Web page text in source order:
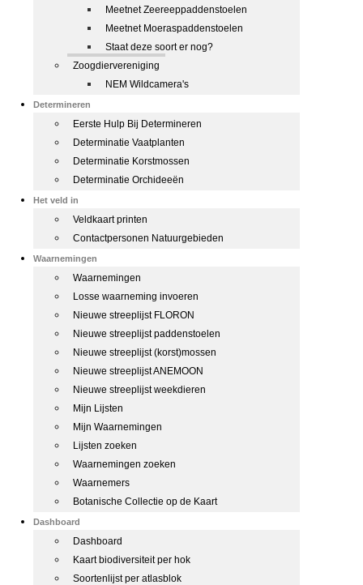
Meetnet Zeereeppaddenstoelen
Meetnet Moeraspaddenstoelen
Staat deze soort er nog?
Zoogdiervereniging
NEM Wildcamera's
Determineren
Eerste Hulp Bij Determineren
Determinatie Vaatplanten
Determinatie Korstmossen
Determinatie Orchideeën
Het veld in
Veldkaart printen
Contactpersonen Natuurgebieden
Waarnemingen
Waarnemingen
Losse waarneming invoeren
Nieuwe streeplijst FLORON
Nieuwe streeplijst paddenstoelen
Nieuwe streeplijst (korst)mossen
Nieuwe streeplijst ANEMOON
Nieuwe streeplijst weekdieren
Mijn Lijsten
Mijn Waarnemingen
Lijsten zoeken
Waarnemingen zoeken
Waarnemers
Botanische Collectie op de Kaart
Dashboard
Dashboard
Kaart biodiversiteit per hok
Soortenlijst per atlasblok